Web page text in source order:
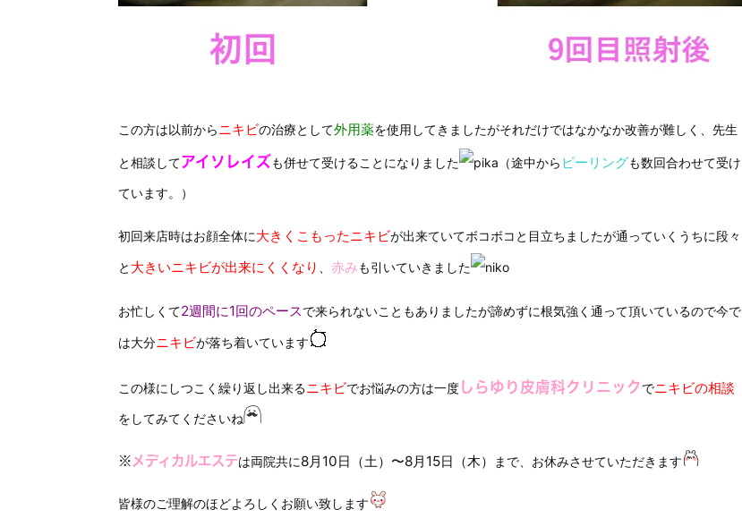
この方は以前からニキビの治療として外用薬を使用してきましたがそれだけではなかなか改善が難しく、先生
と相談してアイソレイズも併せて受けることになりました （途中から ピーリングも数回合わせて受け
ています。）
初回来店時はお顔全体に大きくこもったニキビが出来ていてボコボコと目立ちましたが通っていくうちに段々
と 大きいニキビが出来にくくなり 、 赤みも引いていきました
お忙しくて2週間に1回のペースで来られないこともありましたが諦めずに根気強く通って頂いているので今で
は大分ニキビが落ち着いています
この様にしつこく繰り返し出来るニキビでお悩みの方は一度しらゆり皮膚科クリニックでニキビの相談
をしてみてくださいね
※メディカルエステは両院共に8月10日（土）〜8月15日（木） まで、お休みさせていただきます
皆様のご理解のほどよろしくお願い致します